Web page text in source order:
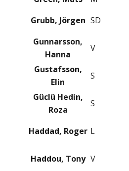
Grubb, Jörgen SD
Gunnarsson,
Hanna
V
Gustafsson,
Elin
S
Güclü Hedin,
Roza
S
Haddad, Roger L
Haddou, Tony V